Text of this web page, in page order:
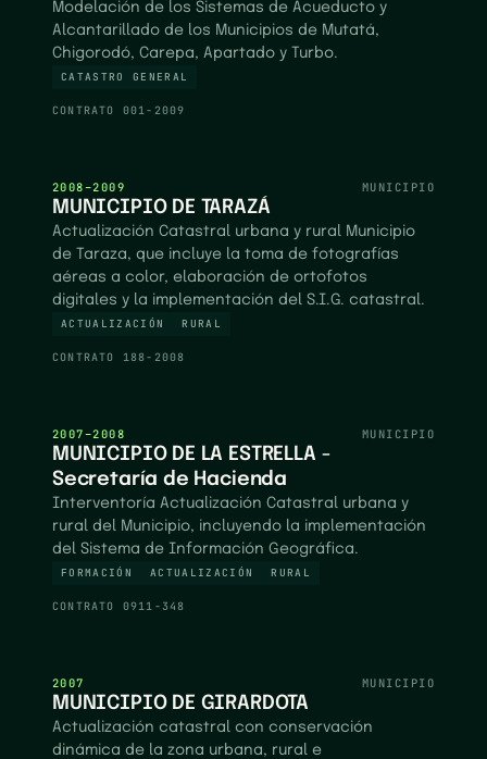
Modelación de los Sistemas de Acueducto y
Alcantarillado de los Municipios de Mutatá,
Chigorodó, Carepa, Apartado y Turbo.
CATASTRO GENERAL
CONTRATO 001-2009
2008–2009 MUNICIPIO
MUNICIPIO DE TARAZÁ
Actualización Catastral urbana y rural Municipio
de Taraza, que incluye la toma de fotografías
aéreas a color, elaboración de ortofotos
digitales y la implementación del S.I.G. catastral.
ACTUALIZACIÓN RURAL
CONTRATO 188-2008
2007–2008 MUNICIPIO
MUNICIPIO DE LA ESTRELLA -
Secretaría de Hacienda
Interventoría Actualización Catastral urbana y
rural del Municipio, incluyendo la implementación
del Sistema de Información Geográfica.
FORMACIÓN ACTUALIZACIÓN RURAL
CONTRATO 0911-348
2007 MUNICIPIO
MUNICIPIO DE GIRARDOTA
Actualización catastral con conservación
dinámica de la zona urbana, rural e